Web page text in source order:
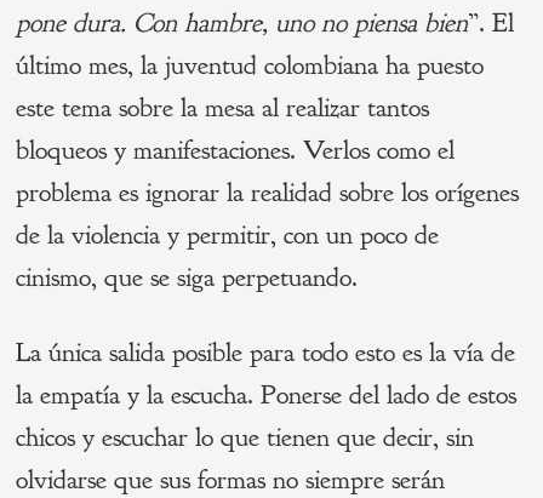
pone dura. Con hambre, uno no piensa bien”. El
último mes, la juventud colombiana ha puesto
este tema sobre la mesa al realizar tantos
bloqueos y manifestaciones. Verlos como el
problema es ignorar la realidad sobre los orígenes
de la violencia y permitir, con un poco de
cinismo, que se siga perpetuando.
La única salida posible para todo esto es la vía de
la empatía y la escucha. Ponerse del lado de estos
chicos y escuchar lo que tienen que decir, sin
olvidarse que sus formas no siempre serán